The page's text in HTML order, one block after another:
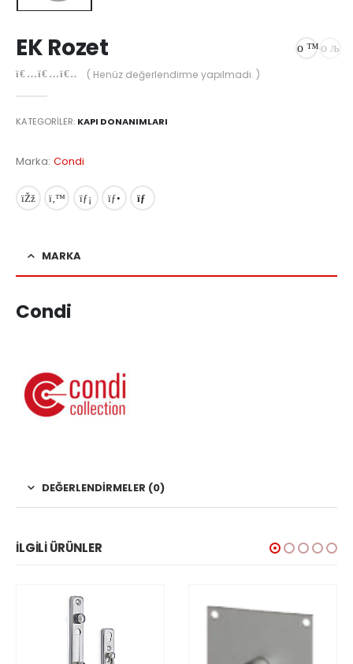
EK Rozet
( Henüz değerlendirme yapılmadı. )
KATEGORILER: KAPI DONANIMLARI
Marka: Condi
MARKA
Condi
DEĞERLENDIRMELER (0)
İLGILI ÜRÜNLER